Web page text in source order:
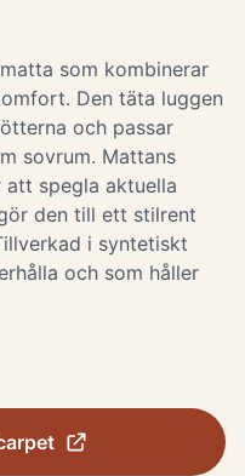
som kombinerar
Den täta luggen
och passar
sovrum. Mattans
spegla aktuella
den till ett stilrent
i syntetiskt
och som håller